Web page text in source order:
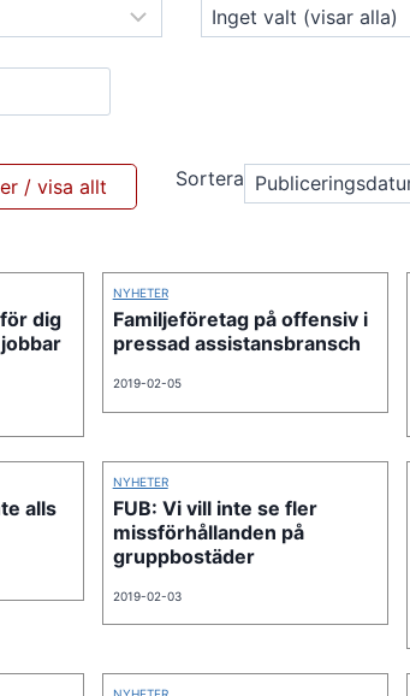
Sortera
dig
NYHETER
Familjeföretag på offensiv i
pressad assistansbransch
2019-02-05
alls
NYHETER
FUB: Vi vill inte se fler
missförhållanden på
gruppbostäder
2019-02-03